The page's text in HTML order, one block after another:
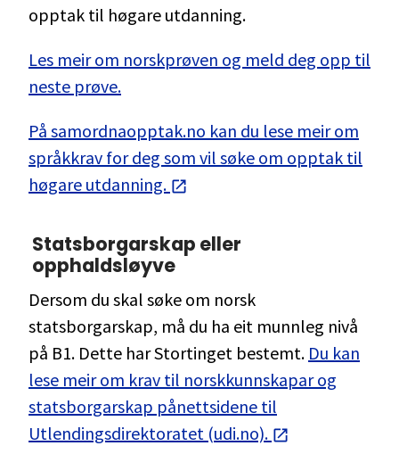
opptak til høgare utdanning.
Les meir om norskprøven og meld deg opp til
neste prøve.
På samordnaopptak.no kan du lese meir om
språkkrav for deg som vil søke om opptak til
høgare utdanning.
Statsborgarskap eller
opphaldsløyve
Dersom du skal søke om norsk
statsborgarskap, må du ha eit munnleg nivå
på B1. Dette har Stortinget bestemt. Du kan
lese meir om krav til norskkunnskapar og
statsborgarskap pånettsidene til
Utlendingsdirektoratet (udi.no).